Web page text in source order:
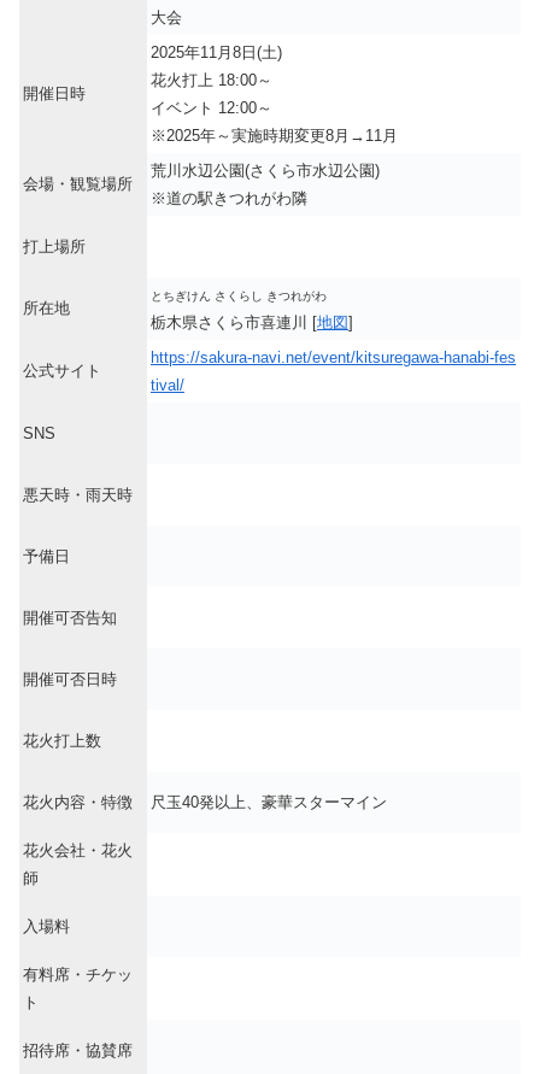
大会
開催日時
2025年11月8日(土)
花火打上 18:00～
イベント 12:00～
※2025年～実施時期変更8月→11月
会場・観覧場所
荒川水辺公園(さくら市水辺公園)
※道の駅きつれがわ隣
打上場所
所在地
とちぎけん さくらし きつれがわ
栃木県さくら市喜連川 [地図]
公式サイト
https://sakura-navi.net/event/kitsuregawa-hanabi-fes
tival/
SNS
悪天時・雨天時
予備日
開催可否告知
開催可否日時
花火打上数
花火内容・特徴 尺玉40発以上、豪華スターマイン
花火会社・花火
師
入場料
有料席・チケッ
ト
招待席・協賛席